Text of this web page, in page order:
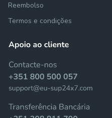
Reembolso
Termos e condições